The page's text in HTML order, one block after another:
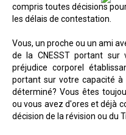
compris toutes décisions
les délais de contestation.
Vous, un proche ou un ami
de la CNESST portant
préjudice corporel
portant sur votre capacité
déterminé? Vous êtes
ou vous avez d'ores et déjà
décision de la révision ou du